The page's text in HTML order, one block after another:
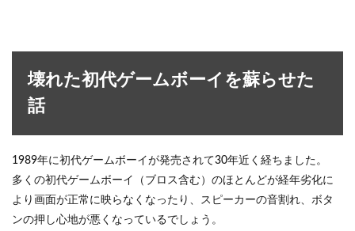
壊れた初代ゲームボーイを蘇らせた
話
1989年に初代ゲームボーイが発売されて30年近く経ちました。
多くの初代ゲームボーイ（ブロス含む）のほとんどが経年劣化に
より画面が正常に映らなくなったり、スピーカーの音割れ、ボタ
ンの押し心地が悪くなっているでしょう。